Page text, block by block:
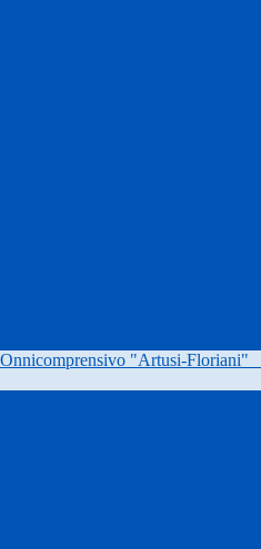
"Artusi-Floriani"